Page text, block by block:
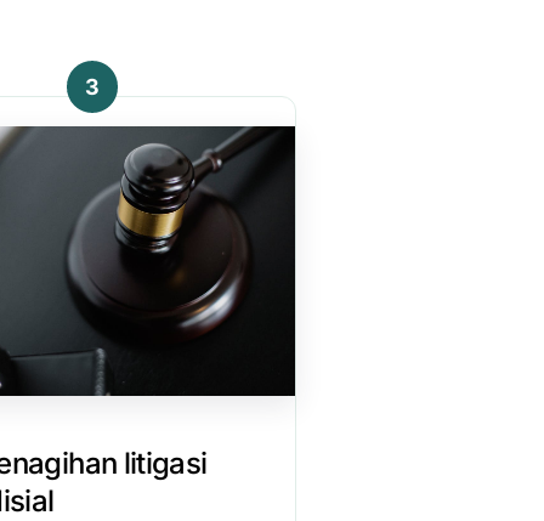
3
litigasi